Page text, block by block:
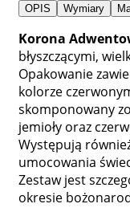
OPIS Wymiary
Korona
błyszczącymi,
Opakowanie
kolorze
skomponowany
jemioły oraz
Występują
umocowania
Zestaw jest
okresie